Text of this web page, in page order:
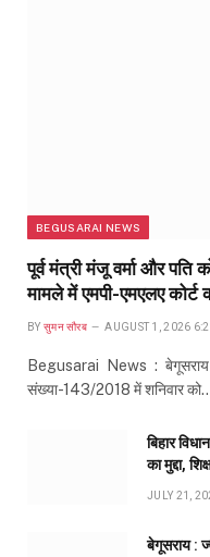
BEGUSARAI NEWS
पूर्व मंत्री मंजू वर्मा और
मामले में एमपी-एमएलए कोर्ट
BY सुमन सौरब AUGUST 1, 2026
Begusarai News : बेगूसराय
संख्या-143/2018 में शनिवार
बिहार
का मुद्दा,
JULY 21,
बेगूसराय :